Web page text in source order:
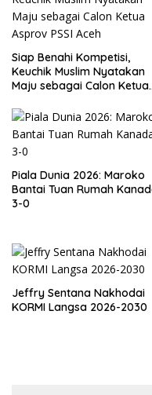
Siap Benahi Kompetisi,
Keuchik Muslim Nyatakan
Maju sebagai Calon Ketua
Piala Dunia 2026: Maroko
Bantai Tuan Rumah
3-0
Jeffry Sentana Nakhodai
KORMI Langsa 2026-2030